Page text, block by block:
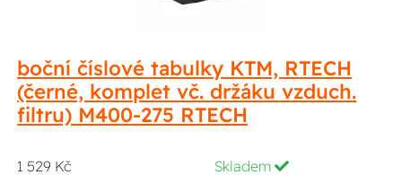
boční číslové tabulky KTM, RTECH
(černé, komplet vč. držáku vzduch.
filtru) M400-275 RTECH
1 529 Kč Skladem